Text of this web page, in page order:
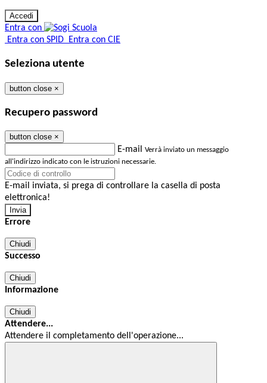
Entra con
Entra con SPID Entra con CIE
Seleziona utente
button close ×
Recupero password
button close ×
E-mail Verrà inviato un messaggio
all'indirizzo indicato con le istruzioni necessarie.
E-mail inviata, si prega di controllare la casella di posta
elettronica!
Errore
Chiudi
Successo
Chiudi
Informazione
Chiudi
Attendere...
Attendere il completamento dell'operazione...